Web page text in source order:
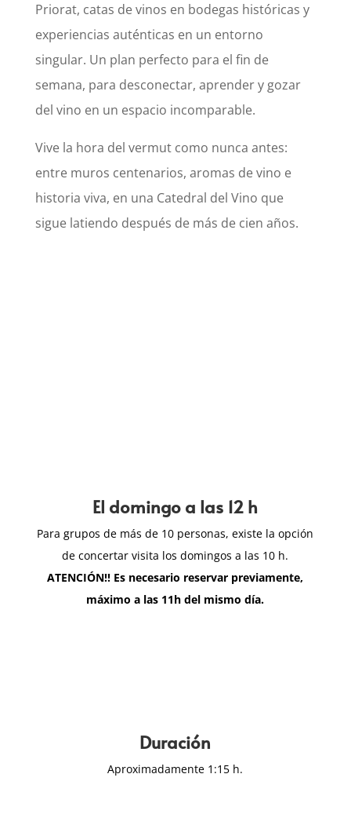
Priorat, catas de vinos en bodegas históricas y
experiencias auténticas en un entorno
singular. Un plan perfecto para el fin de
semana, para desconectar, aprender y gozar
del vino en un espacio incomparable.
Vive la hora del vermut como nunca antes:
entre muros centenarios, aromas de vino e
historia viva, en una Catedral del Vino que
sigue latiendo después de más de cien años.
El domingo a las 12 h
Para grupos de más de 10 personas, existe la opción
de concertar visita los domingos a las 10 h.
ATENCIÓN!! Es necesario reservar previamente,
máximo a las 11h del mismo día.
Duración
Aproximadamente 1:15 h.